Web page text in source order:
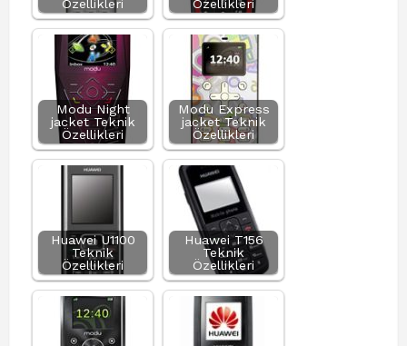
Özellikleri
Özellikleri
Modu Night
jacket Teknik
Özellikleri
Modu Express
jacket Teknik
Özellikleri
Huawei U1100
Teknik
Özellikleri
Huawei T156
Teknik
Özellikleri